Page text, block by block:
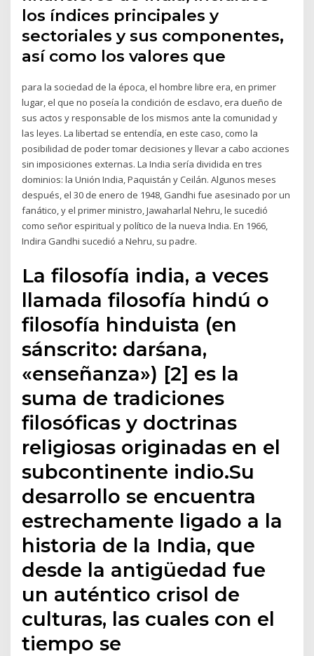
los índices principales y
sectoriales y sus componentes,
así como los valores que
para la sociedad de la época, el hombre libre era, en primer
lugar, el que no poseía la condición de esclavo, era dueño de
sus actos y responsable de los mismos ante la comunidad y
las leyes. La libertad se entendía, en este caso, como la
posibilidad de poder tomar decisiones y llevar a cabo acciones
sin imposiciones externas. La India sería dividida en tres
dominios: la Unión India, Paquistán y Ceilán. Algunos meses
después, el 30 de enero de 1948, Gandhi fue asesinado por un
fanático, y el primer ministro, Jawaharlal Nehru, le sucedió
como señor espiritual y político de la nueva India. En 1966,
Indira Gandhi sucedió a Nehru, su padre.
La filosofía india, a veces
llamada filosofía hindú o
filosofía hinduista (en
sánscrito: darśana,
«enseñanza») [2] es la
suma de tradiciones
filosóficas y doctrinas
religiosas originadas en el
subcontinente indio.Su
desarrollo se encuentra
estrechamente ligado a la
historia de la India, que
desde la antigüedad fue
un auténtico crisol de
culturas, las cuales con el
tiempo se